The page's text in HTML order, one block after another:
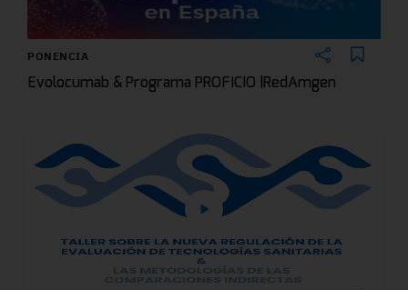
PONENCIA
Evolocumab & Programa PROFICIO |RedAmgen